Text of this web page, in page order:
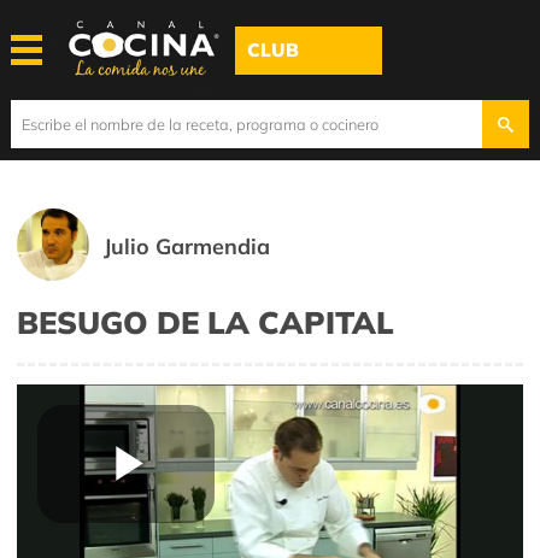
CLUB
Julio Garmendia
BESUGO DE LA CAPITAL
Play